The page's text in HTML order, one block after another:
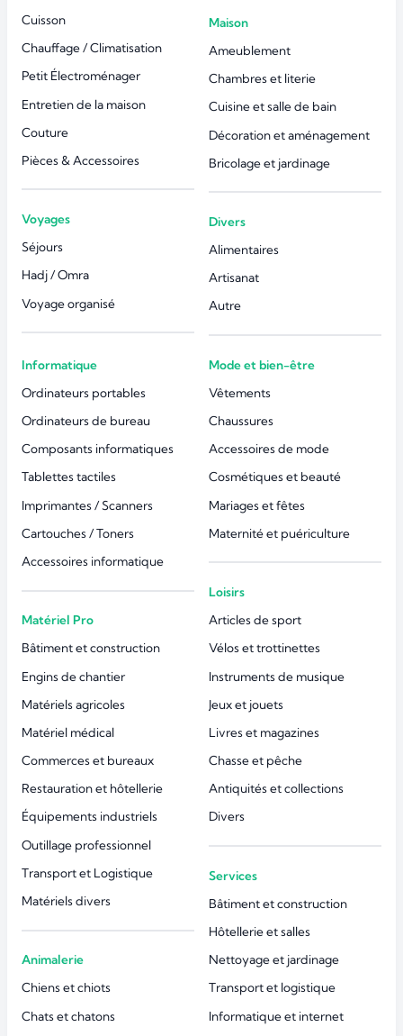
Cuisson
Chauffage / Climatisation
Petit Électroménager
Entretien de la maison
Couture
Pièces & Accessoires
Voyages
Séjours
Hadj / Omra
Voyage organisé
Maison
Ameublement
Chambres et literie
Cuisine et salle de bain
Décoration et aménagement
Bricolage et jardinage
Divers
Alimentaires
Artisanat
Autre
Informatique
Ordinateurs portables
Ordinateurs de bureau
Composants informatiques
Tablettes tactiles
Imprimantes / Scanners
Cartouches / Toners
Accessoires informatique
Matériel Pro
Bâtiment et construction
Engins de chantier
Matériels agricoles
Matériel médical
Commerces et bureaux
Restauration et hôtellerie
Équipements industriels
Outillage professionnel
Transport et Logistique
Matériels divers
Animalerie
Chiens et chiots
Chats et chatons
Mode et bien-être
Vêtements
Chaussures
Accessoires de mode
Cosmétiques et beauté
Mariages et fêtes
Maternité et puériculture
Loisirs
Articles de sport
Vélos et trottinettes
Instruments de musique
Jeux et jouets
Livres et magazines
Chasse et pêche
Antiquités et collections
Divers
Services
Bâtiment et construction
Hôtellerie et salles
Nettoyage et jardinage
Transport et logistique
Informatique et internet